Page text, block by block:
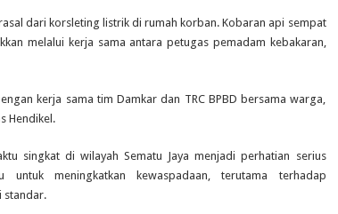
dari korsleting listrik di rumah korban. Kobaran api sempat
melalui kerja sama antara petugas pemadam kebakaran,
kerja sama tim Damkar dan TRC BPBD bersama warga,
Hendikel.
singkat di wilayah Sematu Jaya menjadi perhatian serius
untuk meningkatkan kewaspadaan, terutama terhadap
standar.